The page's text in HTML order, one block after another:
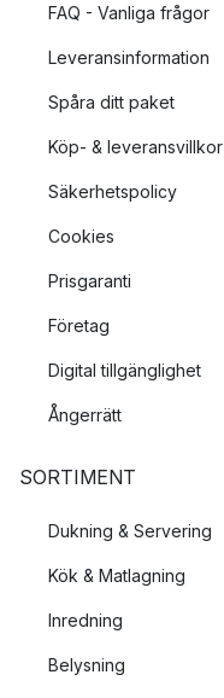
FAQ - Vanliga frågor
Leveransinformation
Spåra ditt paket
Köp- & leveransvillkor
Säkerhetspolicy
Cookies
Prisgaranti
Företag
Digital tillgänglighet
Ångerrätt
SORTIMENT
Dukning & Servering
Kök & Matlagning
Inredning
Belysning